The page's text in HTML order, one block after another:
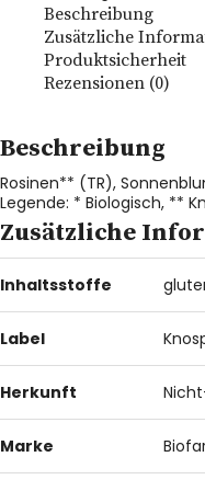
Info
Beschreibung
Zusätzliche
Produktsicherheit
Rezensionen (0)
Beschreibung
Rosinen** (TR),
Legende: * Biologisch, **
Zusätzliche
Inhaltsstoffe
Label
Herkunft
Marke